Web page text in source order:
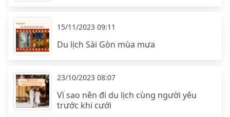
15/11/2023 09:11
Du lịch Sài Gòn mùa mưa
23/10/2023 08:07
Vì sao nên đi du lịch cùng người yêu
trước khi cưới